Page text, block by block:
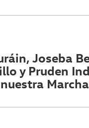
Joseba
y Pruden